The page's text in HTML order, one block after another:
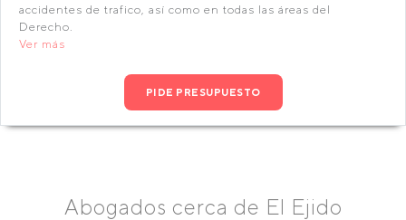
accidentes de trafico, así como en todas las áreas del
Derecho.
Ver más
PIDE PRESUPUESTO
Abogados cerca de El Ejido